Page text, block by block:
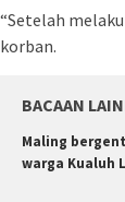
“Setelah
korban.
BACAAN
Maling
warga Kualuh